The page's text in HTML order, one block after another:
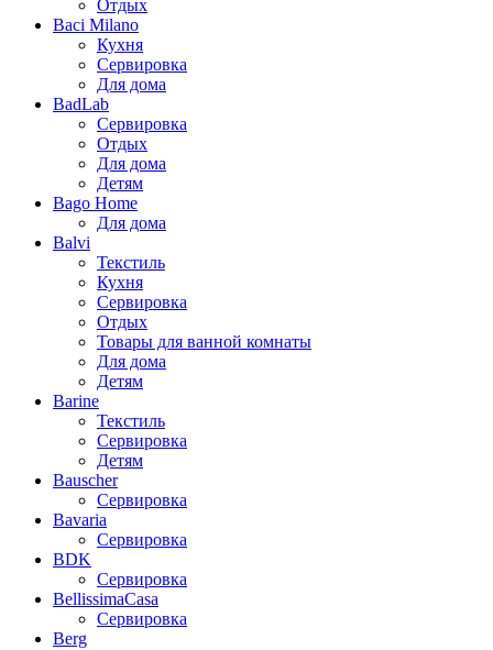
Отдых
Baci Milano
Кухня
Сервировка
Для дома
BadLab
Сервировка
Отдых
Для дома
Детям
Bago Home
Для дома
Balvi
Текстиль
Кухня
Сервировка
Отдых
Товары для ванной комнаты
Для дома
Детям
Barine
Текстиль
Сервировка
Детям
Bauscher
Сервировка
Bavaria
Сервировка
BDK
Сервировка
BellissimaCasa
Сервировка
Berg